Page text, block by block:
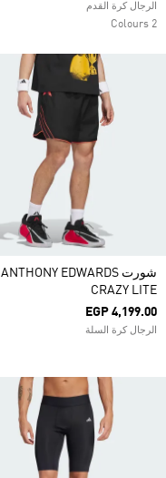
الرجال كرة القدم
2 Colours
شورت ANTHONY EDWARDS
CRAZY LITE
EGP 4,199.00
الرجال كرة السلة